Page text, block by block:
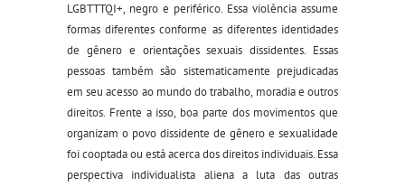
LGBTTTQI+, negro e periférico. Essa violência assume
formas diferentes conforme as diferentes identidades
de gênero e orientações sexuais dissidentes. Essas
pessoas também são sistematicamente prejudicadas
em seu acesso ao mundo do trabalho, moradia e outros
direitos. Frente a isso, boa parte dos movimentos que
organizam o povo dissidente de gênero e sexualidade
foi cooptada ou está acerca dos direitos individuais. Essa
perspectiva individualista aliena a luta das outras